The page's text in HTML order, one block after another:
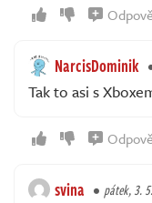
NarcisDominik
Tak to asi s
svina pátek, 3.